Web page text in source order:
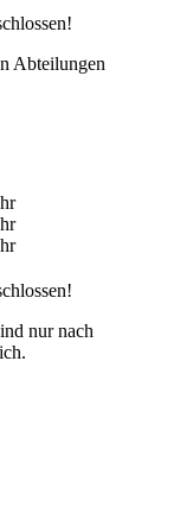
Abteilungen
nur nach